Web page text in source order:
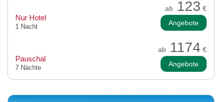
ab 123 €
Nur Hotel
1 Nacht Angebote
ab 1174 €
Pauschal
7 Nächte Angebote